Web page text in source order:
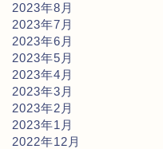
2023年8月
2023年7月
2023年6月
2023年5月
2023年4月
2023年3月
2023年2月
2023年1月
2022年12月